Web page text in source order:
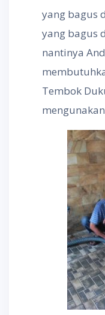
yang bagus
yang bagus
nantinya
Tembok